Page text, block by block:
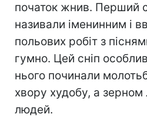
початок жнив. Перший
називали іменинним і
польових робіт з
гумно. Цей сніп
нього починали
хвору худобу, а зерном
людей.